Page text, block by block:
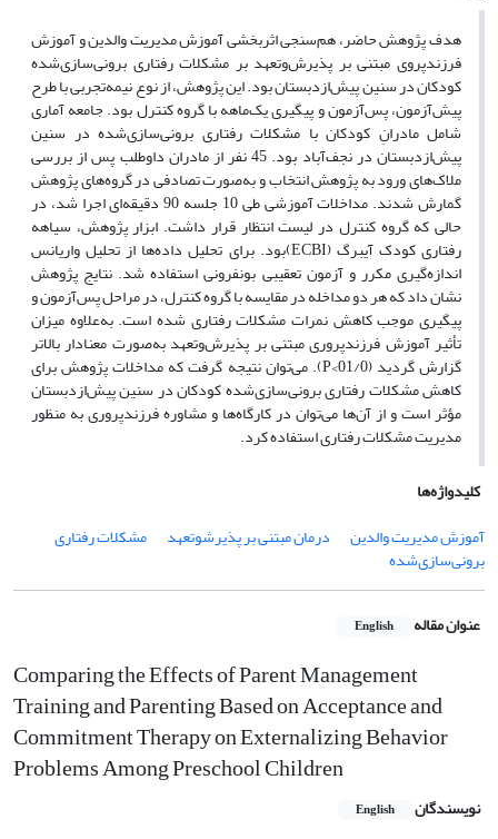
هدف پژوهش حاضر، هم‌سنجی اثربخشی آموزش مدیریت والدین و آموزش
فرزندپروی مبتنی بر پذیرش‌وتعهد بر مشکلات رفتاری برونی‌سازی‌شده
کودکان در سنین پیش‌ازدبستان بود. این پژوهش، از نوع نیمه‌تجربی با طرح
پیش‌آزمون، پس‌آزمون و پیگیری یک‌ماهه با گروه کنترل بود. جامعه آماری
شامل مادرانِ کودکان با مشکلات رفتاری برونی‌سازی‌شده در سنین
پیش‌از‌دبستان در نجف‌آباد بود. 45 نفر از مادران داوطلب پس از بررسی
ملاک‌های ورود به پژوهش انتخاب و به‌صورت تصادفی در گروه‌های پژوهش
گمارش شدند. مداخلات آموزشی طی 10 جلسه 90 دقیقه‌ای اجرا شد، در
حالی که گروه کنترل در لیست انتظار قرار داشت. ابزار پژوهش، سیاهه
رفتاری کودک آیبرگ (ECBI)بود. برای تحلیل داده‌ها از تحلیل واریانس
اندازه‌گیری مکرر و آزمون تعقیبی بونفرونی استفاده شد. نتایج پژوهش
نشان داد که هر دو مداخله در مقایسه با گروه کنترل، در مراحل پس‌آزمون و
پیگیری موجب کاهش نمرات مشکلات رفتاری شده ‌است. به‌علاوه میزان
تأثیر آموزش فرزندپروری مبتنی بر پذیرش‌و‌تعهد به‌صورت معنادار بالاتر
گزارش گردید (01/0>P). می‌توان نتیجه گرفت که مداخلات پژوهش برای
کاهش مشکلات رفتاری برونی‌سازی‌شده کودکان در سنین پیش‌ازدبستان
مؤثر است و از آن‌ها می‌توان در کارگاه‌ها و مشاوره فرزندپروری به ‌منظور
مدیریت مشکلات رفتاری استفاده کرد.
کلیدواژه‌ها
آموزش مدیریت والدین
درمان مبتنی بر پذیرشوتعهد مشکلات رفتاری
برونی‌سازی‌شده
عنوان مقاله English
Comparing the Effects of Parent Management
Training and Parenting Based on Acceptance and
Commitment Therapy on Externalizing Behavior
Problems Among Preschool Children
نویسندگان English